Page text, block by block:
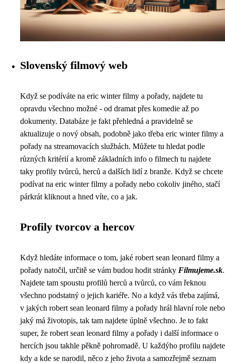
Slovenský filmový web
Když se podíváte na eric winter filmy a pořady, najdete tu
opravdu všechno možné - od dramat přes komedie až po
dokumenty. Databáze je fakt přehledná a pravidelně se
aktualizuje o nový obsah, podobně jako třeba eric winter filmy a
pořady na streamovacích službách. Můžete tu hledat podle
různých kritérií a kromě základních info o filmech tu najdete
taky profily tvůrců, herců a dalších lidí z branže. Když se chcete
podívat na eric winter filmy a pořady nebo cokoliv jiného, stačí
párkrát kliknout a hned víte, co a jak.
Profily tvorcov a hercov
Když hledáte informace o tom, jaké robert sean leonard filmy a
pořady natočil, určitě se vám budou hodit stránky Filmujeme.sk.
Najdete tam spoustu profilů herců a tvůrců, co vám řeknou
všechno podstatný o jejich kariéře. No a když vás třeba zajímá,
v jakých robert sean leonard filmy a pořady hrál hlavní role nebo
jaký má životopis, tak tam najdete úplně všechno. Je to fakt
super, že robert sean leonard filmy a pořady i další informace o
hercích jsou takhle pěkně pohromadě. U každýho profilu najdete
kdy a kde se narodil, něco z jeho života a samozřejmě seznam